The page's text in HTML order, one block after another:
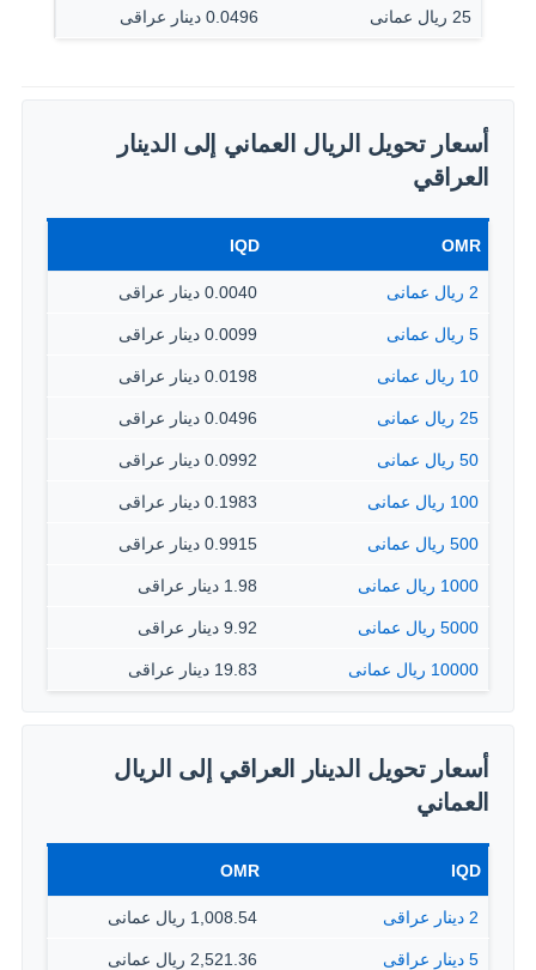
25 ريال عمانى 0.0496 دينار عراقى
أسعار تحويل الريال العماني إلى الدينار
العراقي
OMR
IQD
2 ريال عمانى 0.0040 دينار عراقى
5 ريال عمانى 0.0099 دينار عراقى
10 ريال عمانى 0.0198 دينار عراقى
25 ريال عمانى 0.0496 دينار عراقى
50 ريال عمانى 0.0992 دينار عراقى
100 ريال عمانى 0.1983 دينار عراقى
500 ريال عمانى 0.9915 دينار عراقى
1000 ريال عمانى 1.98 دينار عراقى
5000 ريال عمانى 9.92 دينار عراقى
10000 ريال عمانى 19.83 دينار عراقى
أسعار تحويل الدينار العراقي إلى الريال
العماني
IQD
OMR
2 دينار عراقى 1,008.54 ريال عمانى
5 دينار عراقى 2,521.36 ريال عمانى